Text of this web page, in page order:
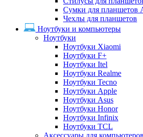
Сумки для планшетов
Чехлы для планшетов
Ноутбуки и компьютеры
Ноутбуки
Ноутбуки Xiaomi
Ноутбуки F+
Ноутбуки Itel
Ноутбуки Realme
Ноутбуки Tecno
Ноутбуки Apple
Ноутбуки Asus
Ноутбуки Honor
Ноутбуки Infinix
Ноутбуки TCL
Аксессуары для компьютеров